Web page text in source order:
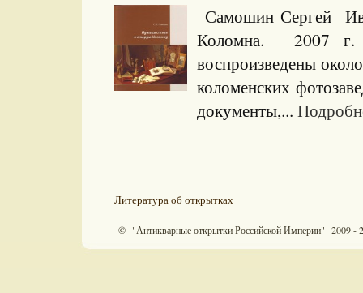
Самошин Сергей
Коломна. 2007
воспроизведены
коломенских
документы,...
Литература об открытках
© "Антикварные открытки Российской Империи" 2009 -